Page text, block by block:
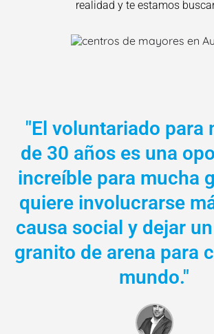
realidad y te estamos
"El voluntariado para
de 30 años es una
increíble para mucha
quiere involucrarse
causa social y dejar
granito de arena para
mundo."